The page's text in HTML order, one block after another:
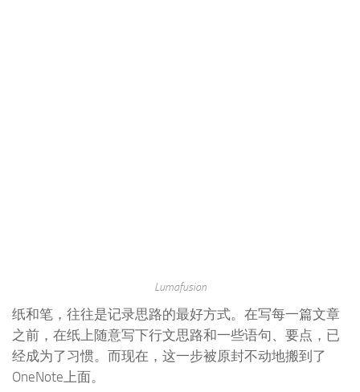
Lumafusion
纸和笔，往往是记录思路的最好方式。在写每一篇文章
之前，在纸上随意写下行文思路和一些语句、要点，已
经成为了习惯。而现在，这一步被原封不动地搬到了
OneNote上面。